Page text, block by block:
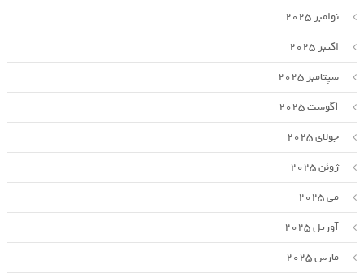
نوامبر 2025
اکتبر 2025
سپتامبر 2025
آگوست 2025
جولای 2025
ژوئن 2025
می 2025
آوریل 2025
مارس 2025